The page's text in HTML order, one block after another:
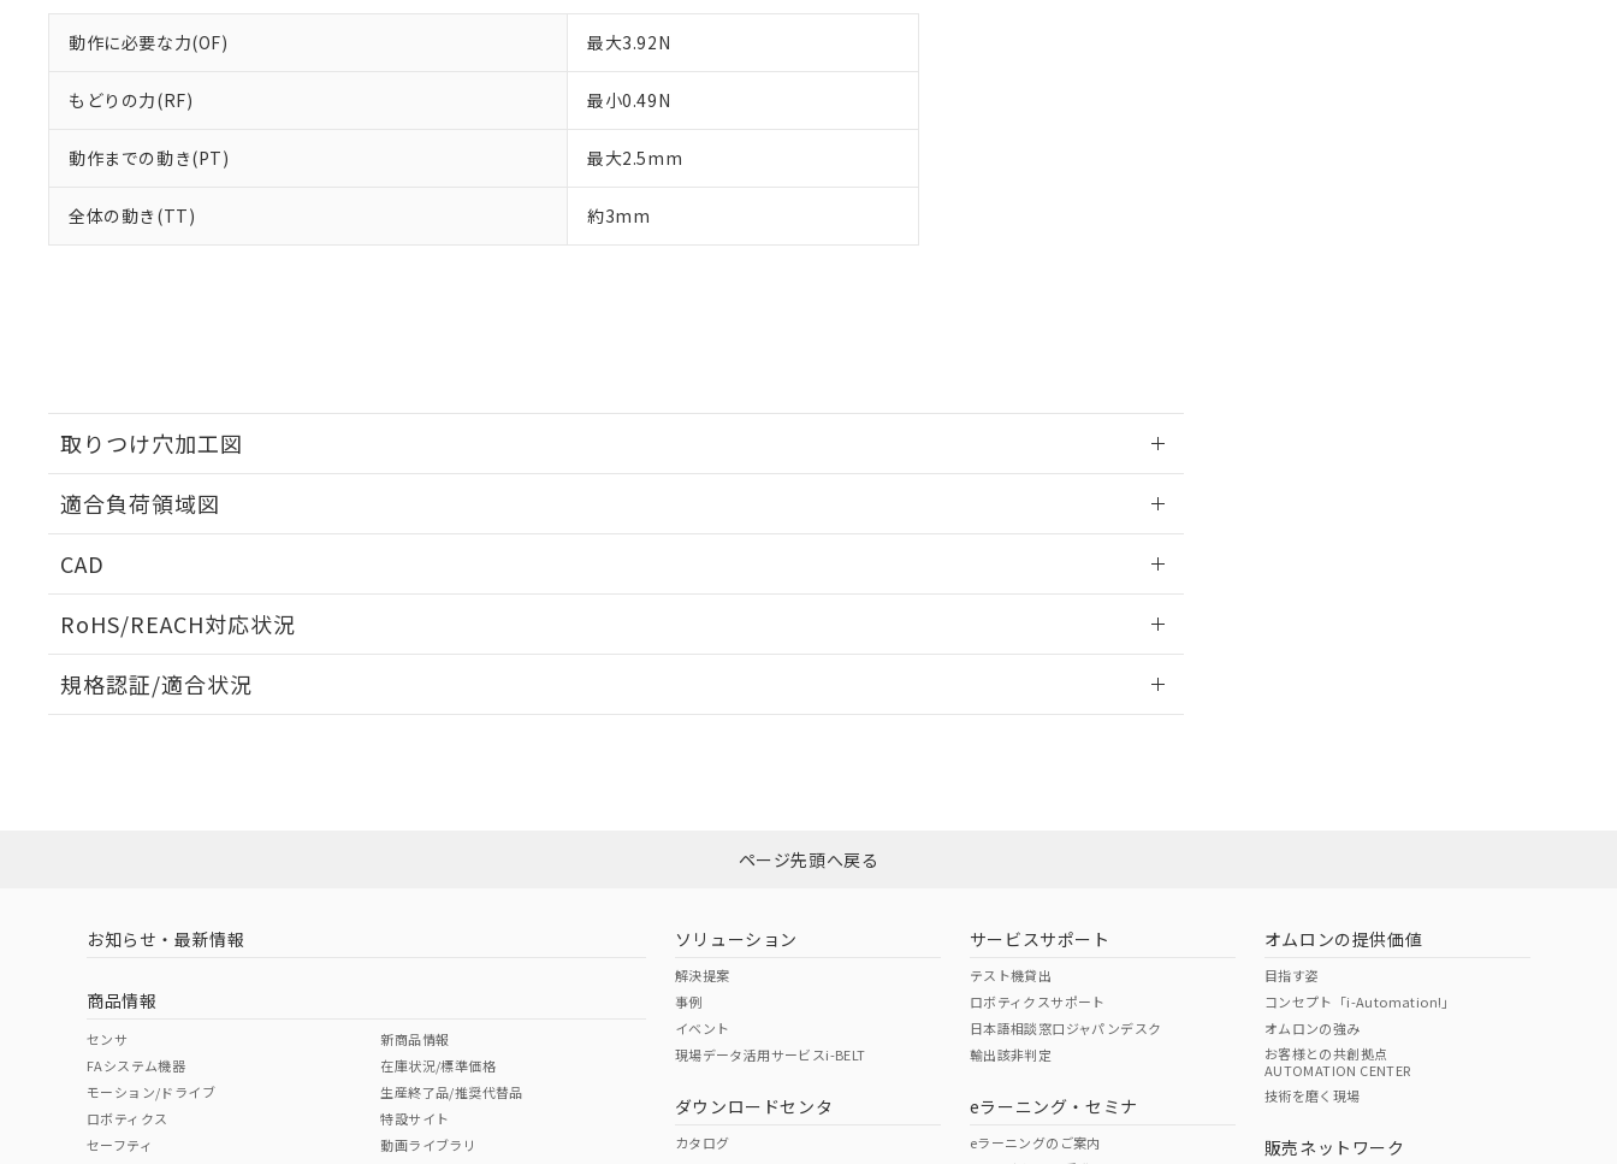
動作に必要な力(OF) 最大3.92N
もどりの力(RF) 最小0.49N
動作までの動き(PT) 最大2.5mm
全体の動き(TT) 約3mm
取りつけ穴加工図
適合負荷領域図
CAD
RoHS/REACH対応状況
EU RoHS 注意事項・凡例
ダウンロードはこちら
中国 RoHS 注意事項・凡例
中国 RoHS表
Pb Hg Cr(VI)
規格認証/適合状況
（イギリス
（ノルウェー
（日本
（アメリカ
この製品の規格認証/適合状況ページへ
その他の認証はこちらのページからご検索ください
ページ先頭へ戻る
お知らせ・最新情報
商品情報
センサ
FAシステム機器
モーション/ドライブ
ロボティクス
セーフティ
新商品情報
在庫状況/標準価格
生産終了品/推奨代替品
特設サイト
動画ライブラリ
ソリューション
解決提案
事例
イベント
現場データ活用サービスi-BELT
ダウンロードセンタ
カタログ
サービスサポート
テスト機貸出
ロボティクスサポート
日本語相談窓口ジャパンデスク
輸出該非判定
eラーニング・セミナ
eラーニングのご案内
オムロンの提供価値
目指す姿
コンセプト「i-Automation!」
オムロンの強み
お客様との共創拠点
AUTOMATION CENTER
技術を磨く現場
販売ネットワーク